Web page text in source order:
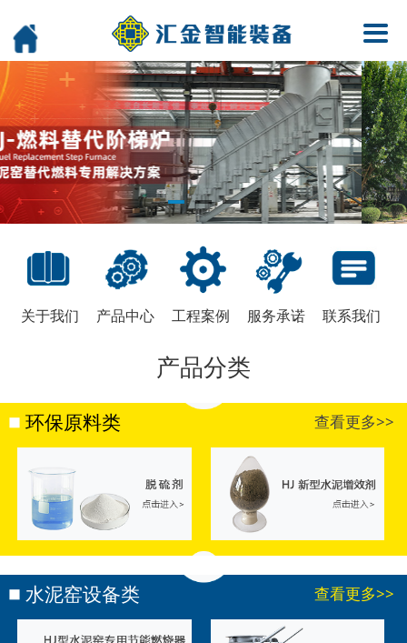
关于我们 产品中心 工程案例 服务承诺 联系我们
产品分类
环保原料类 查看更多>>
水泥窑设备类 查看更多>>